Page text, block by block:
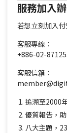
服務加入
若想立刻加入
客服專線：
+886-02-
客服信箱：
追溯至2000
優質報告，
八大主題，